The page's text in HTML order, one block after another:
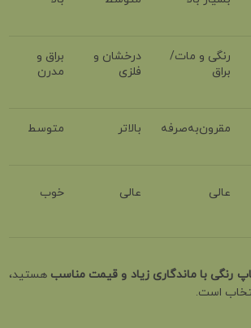
رنگی و مات/
براق
درخشان و
فلزی
براق و
مدرن
مقرون‌به‌صرفه بالاتر متوسط
عالی عالی خوب
رنگی با ماندگاری زیاد و قیمت مناسب هستید،
است.